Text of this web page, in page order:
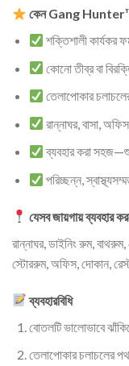
কেন Gang Hunter™
শক্তিশালী কার্যকর
কোনো তীব্র বা
তেলাপোকার
রান্নাঘর, বাসা,
ব্যবহার করা
পরিচ্ছন্ন,
যেসব জায়গায় ব্যবহার
রান্নাঘর, ডাইনিং রুম,
স্টোররুম, অফিস, দোকান,
ব্যবহারবিধি
বোতলটি ভালোভাবে
তেলাপোকার চলাচলের